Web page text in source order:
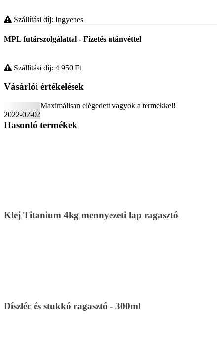
Szállítási díj: Ingyenes
MPL futárszolgálattal - Fizetés utánvéttel
Szállítási díj: 4 950 Ft
Vásárlói értékelések
2022-02-02
Maximálisan elégedett vagyok a termékkel!
Hasonló termékek
Klej Titanium 4kg mennyezeti lap ragasztó
Díszléc és stukkó ragasztó - 300ml